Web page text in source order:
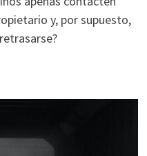
y, por supuesto,